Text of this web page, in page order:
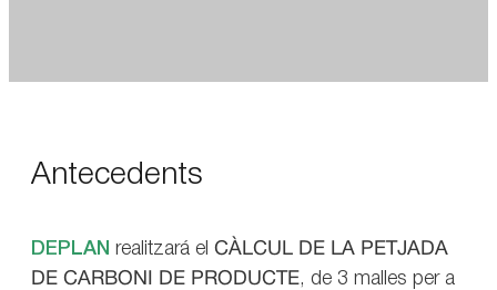
Antecedents
DEPLAN realitzará el CÀLCUL DE LA PETJADA
DE CARBONI DE PRODUCTE, de 3 malles per a